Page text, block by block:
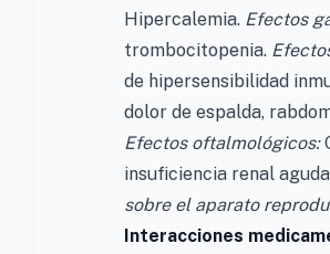
Hipercalemia. Efectos
trombocitopenia.
de hipersensibilidad
dolor de espalda,
Efectos oftalmológicos:
insuficiencia renal
sobre el aparato
Interacciones